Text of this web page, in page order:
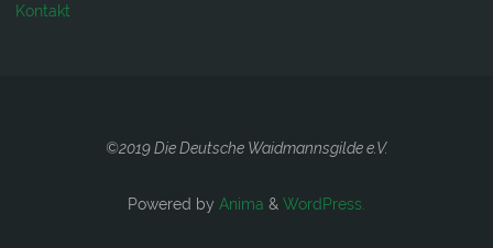
Kontakt
©2019 Die Deutsche Waidmannsgilde e.V.
Powered by Anima & WordPress.